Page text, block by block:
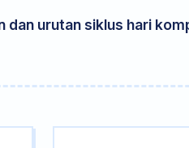
dan urutan siklus hari